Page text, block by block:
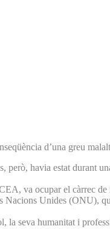
d’una greu
havia estat durant
va ocupar el càrrec
Unides (ONU),
seva humanitat i